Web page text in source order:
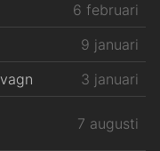
6 februari
9 januari
3 januari
7 augusti